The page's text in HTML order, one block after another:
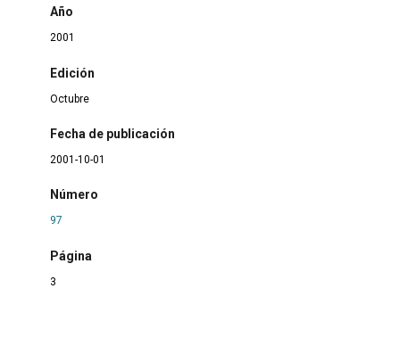
Año
2001
Edición
Octubre
Fecha de publicación
2001-10-01
Número
97
Página
3